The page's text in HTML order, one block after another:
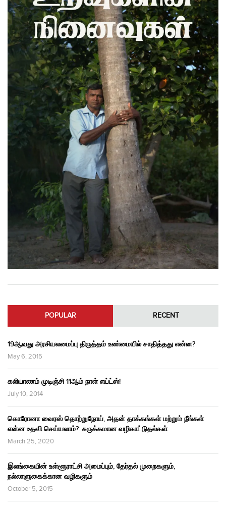
POPULAR RECENT
19ஆவது அரசியலமைப்பு திருத்தம் உண்மையில் சாதித்தது என்ன?
May 6, 2015
கலியாணம் முடிஞ்சி 11ஆம் நாள் எய்ட்ஸ்!
July 10, 2014
கொரோனா வைரஸ் தொற்றுநோய், அதன் தாக்கங்கள் மற்றும் நீங்கள்
என்ன உதவி செய்யலாம்?: சுருக்கமான வழிகாட்டுதல்கள்
March 25, 2020
இலங்கையின் உள்ளூராட்சி அமைப்பும், தேர்தல் முறைகளும்,
நல்லாளுகைக்கான வழிகளும்
October 5, 2015